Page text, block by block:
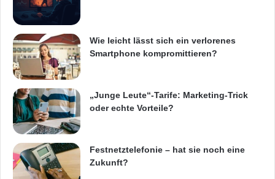
IPS-Panel
Wie leicht lässt sich ein verlorenes
Smartphone kompromittieren?
„Junge Leute“-Tarife: Marketing-Trick
oder echte Vorteile?
Festnetztelefonie – hat sie noch eine
Zukunft?